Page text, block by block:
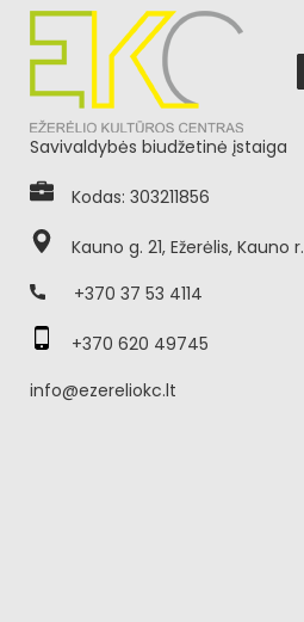
Savivaldybės biudžetinė įstaiga
Kodas: 303211856
Kauno g. 21, Ežerėlis, Kauno r.
+370 37 53 4114
+370 620 49745
info@ezereliokc.lt